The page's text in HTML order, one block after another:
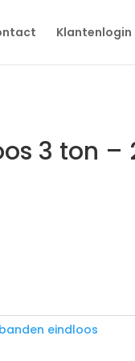
Klantenlogin
3 ton –
eindloos